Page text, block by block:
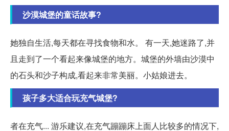
沙漠城堡的童话故事?
她独自生活,每天都在寻找食物和水。 有一天,她迷路了,并
且走到了一个看起来像城堡的地方。城堡的外墙由沙漠中
的石头和沙子构成,看起来非常美丽。小姑娘进去。
孩子多大适合玩充气城堡?
者在充气... 游乐建议,在充气蹦蹦床上面人比较多的情况下,